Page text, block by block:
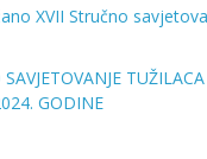
XVII Stručno
GODINE